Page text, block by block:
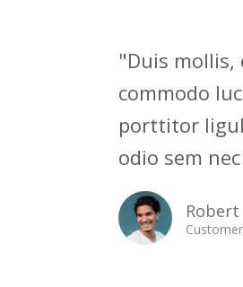
"Duis mollis,
commodo
porttitor
odio sem
Customer